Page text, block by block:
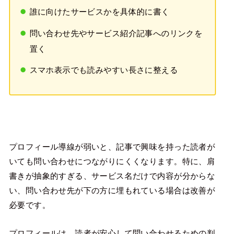
誰に向けたサービスかを具体的に書く
問い合わせ先やサービス紹介記事へのリンクを
置く
スマホ表示でも読みやすい長さに整える
プロフィール導線が弱いと、記事で興味を持った読者が
いても問い合わせにつながりにくくなります。特に、肩
書きが抽象的すぎる、サービス名だけで内容が分からな
い、問い合わせ先が下の方に埋もれている場合は改善が
必要です。